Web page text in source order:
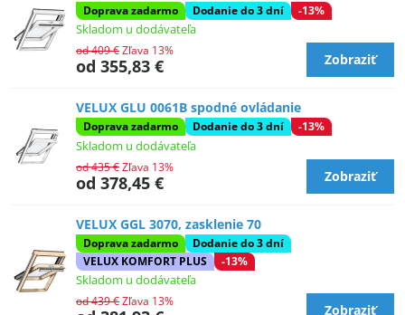
Doprava zadarmo Dodanie do 3 dní -13%
Skladom u dodávateľa
od 355,83 €
od 409 €Zľava 13%
Zobraziť
VELUX GLU 0061B spodné ovládanie
Doprava zadarmo Dodanie do 3 dní -13%
Skladom u dodávateľa
od 378,45 €
od 435 €Zľava 13%
Zobraziť
VELUX GGL 3070, zasklenie 70
Doprava zadarmo
Dodanie do 3 dní
VELUX KOMFORT PLUS
-13%
Skladom u dodávateľa
od 439 €Zľava 13%
Zobraziť